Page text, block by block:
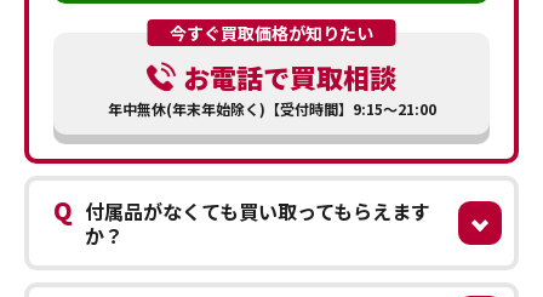
今すぐ買取価格が知りたい
お電話で買取相談
年中無休(年末年始除く)【受付時間】9:15～21:00
Q 付属品がなくても買い取ってもらえます
か？